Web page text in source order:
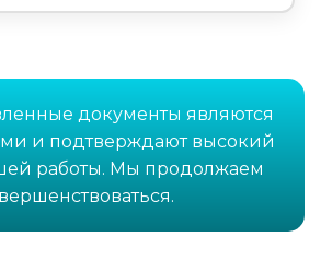
документы являются
и подтверждают высокий
работы. Мы продолжаем